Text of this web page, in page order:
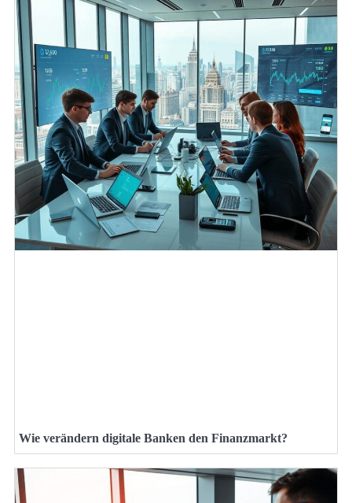
Wie verändern digitale Banken den Finanzmarkt?